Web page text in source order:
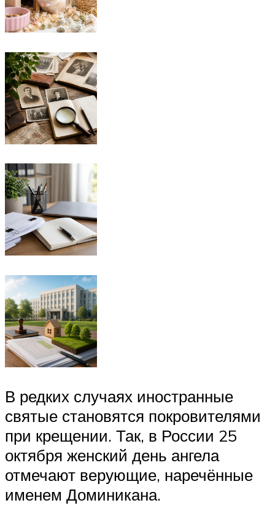
В редких случаях иностранные
святые становятся покровителями
при крещении. Так, в России 25
октября женский день ангела
отмечают верующие, наречённые
именем Доминикана.